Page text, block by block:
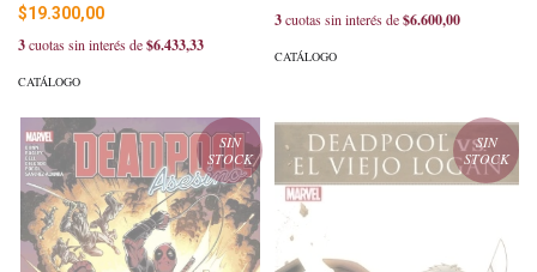
$19.300,00
3cuotas sin interés de$6.433,33
CATÁLOGO
3cuotas sin interés de$6.600,00
CATÁLOGO
SIN
STOCK
SIN
STOCK